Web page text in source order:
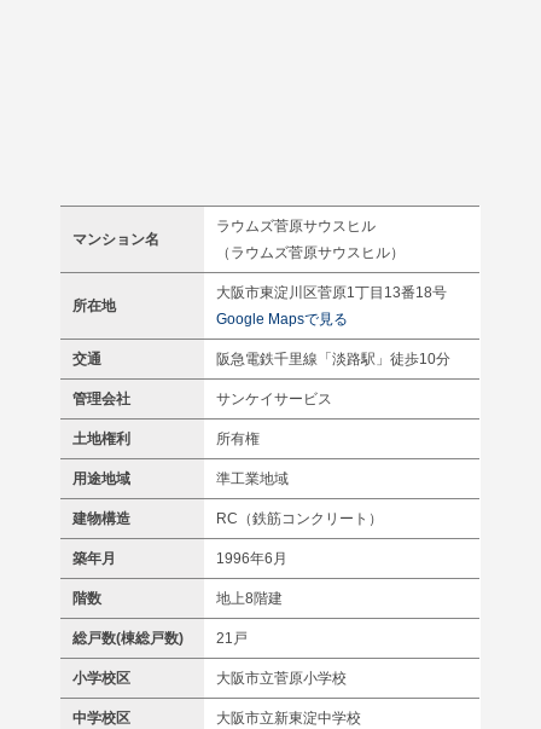
マンション名
ラウムズ菅原サウスヒル
（ラウムズ菅原サウスヒル）
所在地
大阪市東淀川区菅原1丁目13番18号
Google Mapsで見る
交通 阪急電鉄千里線「淡路駅」徒歩10分
管理会社 サンケイサービス
土地権利 所有権
用途地域 準工業地域
建物構造 RC（鉄筋コンクリート）
築年月 1996年6月
階数 地上8階建
総戸数(棟総戸数) 21戸
小学校区 大阪市立菅原小学校
中学校区 大阪市立新東淀中学校